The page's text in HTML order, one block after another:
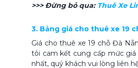
>>> Đừng bỏ qua: Thuê Xe
3. Bảng giá cho thuê xe 19
Giá cho thuê xe 19 chỗ Đà
tôi cam kết cung cấp mức
nhất, quý khách vui lòng liên